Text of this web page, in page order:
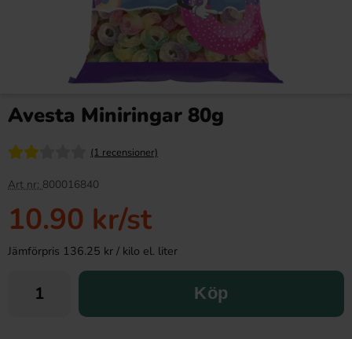
Avesta Miniringar 80g
(1 recensioner)
Art nr: 800016840
10.90 kr/st
Jämförpris 136.25 kr / kilo el. liter
Köp